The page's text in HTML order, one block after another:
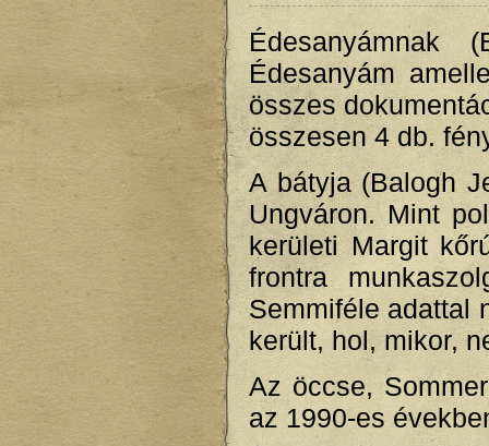
Édesanyámnak
Édesanyám
összes
összesen 4 db.
A bátyja (Balogh
Ungváron. Mint
kerületi Margit
frontra
Semmiféle adattal
került, hol, mikor,
Az öccse,
az 1990-es